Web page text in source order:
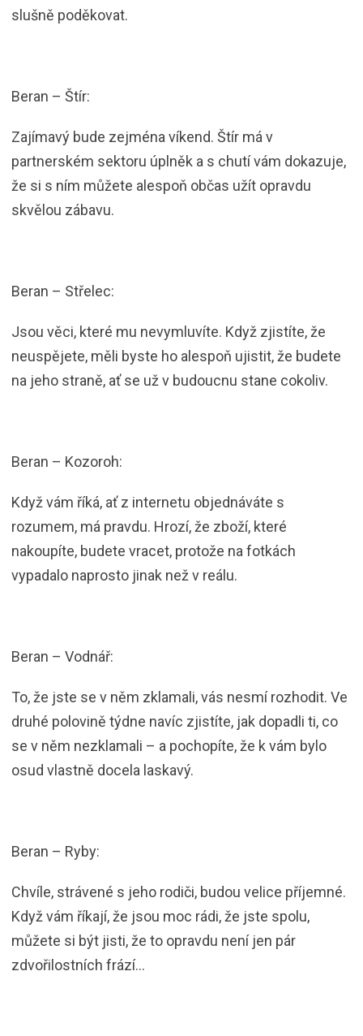
slušně poděkovat.
Beran – Štír:
Zajímavý bude zejména víkend. Štír má v
partnerském sektoru úplněk a s chutí vám dokazuje,
že si s ním můžete alespoň občas užít opravdu
skvělou zábavu.
Beran – Střelec:
Jsou věci, které mu nevymluvíte. Když zjistíte, že
neuspějete, měli byste ho alespoň ujistit, že budete
na jeho straně, ať se už v budoucnu stane cokoliv.
Beran – Kozoroh:
Když vám říká, ať z internetu objednáváte s
rozumem, má pravdu. Hrozí, že zboží, které
nakoupíte, budete vracet, protože na fotkách
vypadalo naprosto jinak než v reálu.
Beran – Vodnář:
To, že jste se v něm zklamali, vás nesmí rozhodit. Ve
druhé polovině týdne navíc zjistíte, jak dopadli ti, co
se v něm nezklamali – a pochopíte, že k vám bylo
osud vlastně docela laskavý.
Beran – Ryby:
Chvíle, strávené s jeho rodiči, budou velice příjemné.
Když vám říkají, že jsou moc rádi, že jste spolu,
můžete si být jisti, že to opravdu není jen pár
zdvořilostních frází…